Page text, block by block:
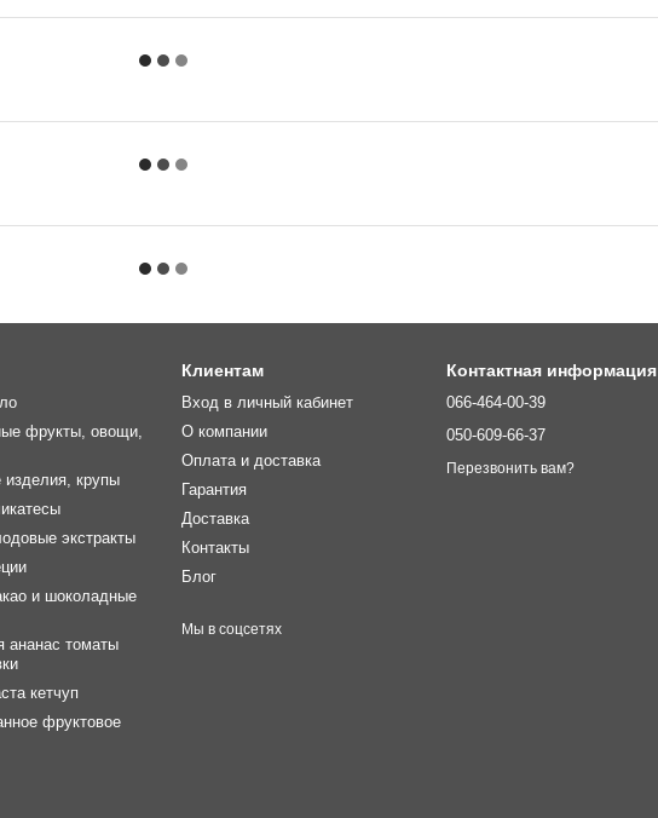
фрукты, овощи,
изделия, крупы
экстракты
и шоколадные
ананас томаты
кетчуп
фруктовое
Клиентам
Вход в личный кабинет
О компании
Оплата и доставка
Гарантия
Доставка
Контакты
Блог
Мы в соцсетях
Контактная информация
066-464-00-39
050-609-66-37
Перезвонить вам?